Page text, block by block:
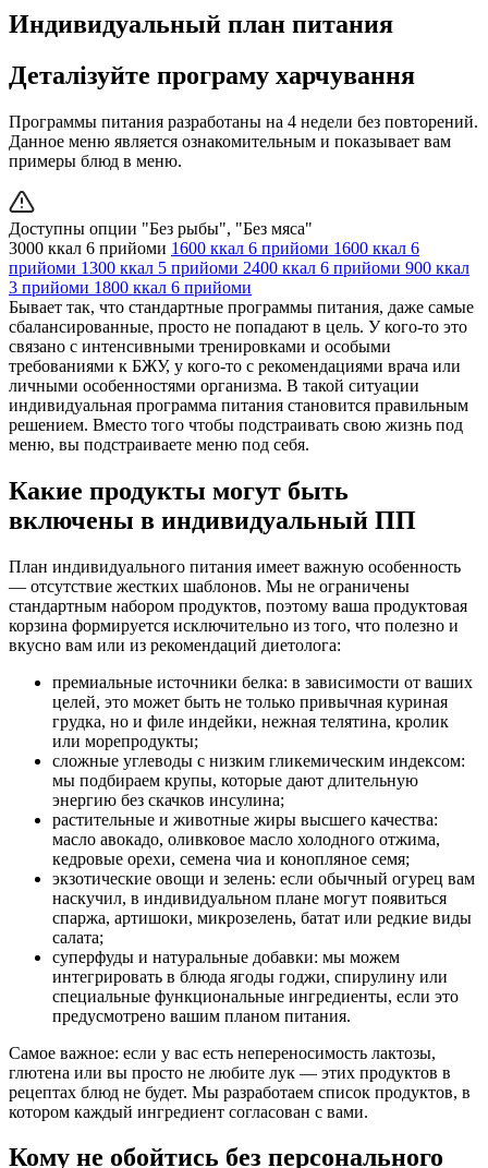
Индивидуальный план питания
Деталізуйте програму харчування
Программы питания разработаны на 4 недели без повторений.
Данное меню является ознакомительным и показывает вам
примеры блюд в меню.
Доступны опции "Без рыбы", "Без мяса"
3000 ккал 6 прийоми 1600 ккал 6 прийоми 1600 ккал 6
прийоми 1300 ккал 5 прийоми 2400 ккал 6 прийоми 900 ккал
3 прийоми 1800 ккал 6 прийоми
Бывает так, что стандартные программы питания, даже самые
сбалансированные, просто не попадают в цель. У кого-то это
связано с интенсивными тренировками и особыми
требованиями к БЖУ, у кого-то с рекомендациями врача или
личными особенностями организма. В такой ситуации
индивидуальная программа питания становится правильным
решением. Вместо того чтобы подстраивать свою жизнь под
меню, вы подстраиваете меню под себя.
Какие продукты могут быть
включены в индивидуальный ПП
План индивидуального питания имеет важную особенность
— отсутствие жестких шаблонов. Мы не ограничены
стандартным набором продуктов, поэтому ваша продуктовая
корзина формируется исключительно из того, что полезно и
вкусно вам или из рекомендаций диетолога:
премиальные источники белка: в зависимости от ваших
целей, это может быть не только привычная куриная
грудка, но и филе индейки, нежная телятина, кролик
или морепродукты;
сложные углеводы с низким гликемическим индексом:
мы подбираем крупы, которые дают длительную
энергию без скачков инсулина;
растительные и животные жиры высшего качества:
масло авокадо, оливковое масло холодного отжима,
кедровые орехи, семена чиа и конопляное семя;
экзотические овощи и зелень: если обычный огурец вам
наскучил, в индивидуальном плане могут появиться
спаржа, артишоки, микрозелень, батат или редкие виды
салата;
суперфуды и натуральные добавки: мы можем
интегрировать в блюда ягоды годжи, спирулину или
специальные функциональные ингредиенты, если это
предусмотрено вашим планом питания.
Самое важное: если у вас есть непереносимость лактозы,
глютена или вы просто не любите лук — этих продуктов в
рецептах блюд не будет. Мы разработаем список продуктов, в
котором каждый ингредиент согласован с вами.
Кому не обойтись без персонального